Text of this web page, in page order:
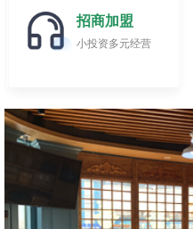
招商加盟
小投资多元经营